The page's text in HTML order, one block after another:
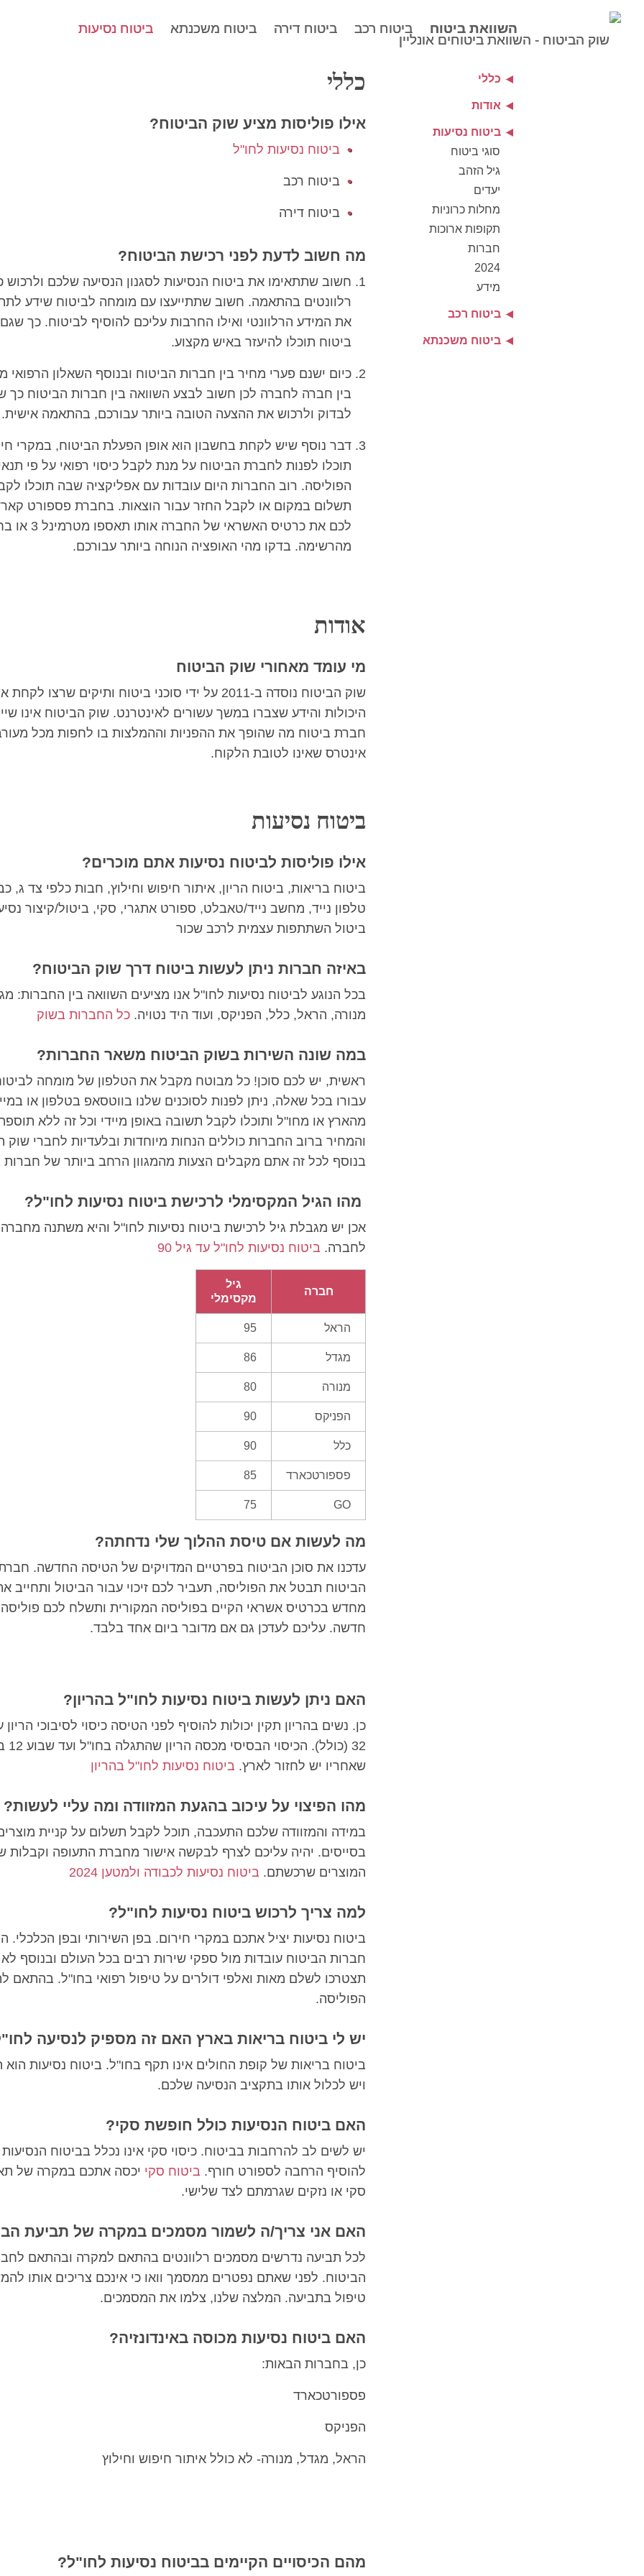
השוואת ביטוח ביטוח רכב ביטוח דירה ביטוח משכנתא ביטוח נסיעות השוואת ביטוח ביטוח רכב ביטוח דירה ביטוח משכנתא ביטוח נסיעות
כללי
אילו פוליסות מציע שוק הביטוח?
ביטוח נסיעות לחו"ל
ביטוח רכב
ביטוח דירה
מה חשוב לדעת לפני רכישת הביטוח?
חשוב שתתאימו את ביטוח הנסיעות לסגנון הנסיעה שלכם ולרכוש
רלוונטים בהתאמה. חשוב שתתייעצו עם מומחה לביטוח שידע
את המידע הרלוונטי ואילו החרבות עליכם להוסיף לביטוח. כך
ביטוח תוכלו להיעזר באיש מקצוע.
כיום ישנם פערי מחיר בין חברות הביטוח ובנוסף השאלון הרפואי
בין חברה לחברה לכן חשוב לבצע השוואה בין חברות הביטוח כך
לבדוק ולרכוש את ההצעה הטובה ביותר עבורכם, בהתאמה אישית.
דבר נוסף שיש לקחת בחשבון הוא אופן הפעלת הביטוח, במקרי
תוכלו לפנות לחברת הביטוח על מנת לקבל כיסוי רפואי על פי
הפוליסה. רוב החברות היום עובדות עם אפליקציה שבה תוכלו
תשלום במקום או לקבל החזר עבור הוצאות. בחברת פספורט קארד
לכם את כרטיס האשראי של
מהרשימה. בדקו מהי האופציה הנוחה ביותר עבורכם.
אודות
מי עומד מאחורי שוק הביטוח
שוק הביטוח נוסדה ב-2011 על ידי סוכני ביטוח ותיקים שרצו
היכולות והידע שצברו במשך עשורים לאינטרנט. שוק הביטוח אינו
חברת ביטוח מה שהופך את ההפניות וההמלצות בו לחפות מכל
אינטרס שאינו לטובת הלקוח.
ביטוח נסיעות
אילו פוליסות לביטוח נסיעות אתם מוכרים?
ביטוח בריאות, ביטוח הריון, איתור חיפוש וחילוץ, חבות כלפי צד ג,
טלפון נייד, מחשב נייד/טאבלט, ספורט אתגרי, סקי, ביטול/קיצור
ביטול השתתפות עצמית לרכב שכור
באיזה חברות ניתן לעשות ביטוח דרך שוק הביטוח?
בכל הנוגע לביטוח נסיעות לחו"ל אנו מציעים השוואה בין החברות:
מנורה, הראל, כלל, הפניקס, ועוד היד נטויה. כל החברות בשוק
במה שונה השירות בשוק הביטוח משאר החברות?
ראשית, יש לכם סוכן! כל מבוטח מקבל את הטלפון של מומחה
עבורו בכל שאלה, ניתן לפנות לסוכנים שלנו בווטסאפ בטלפון או
מהארץ או מחו"ל ותוכלו לקבל תשובה באופן מיידי וכל זה ללא
והמחיר ברוב החברות כוללים הנחות מיוחדות ובלעדיות לחברי שוק
בנוסף לכל זה אתם מקבלים הצעות מהמגוון הרחב ביותר של חברות
מהו הגיל המקסימלי לרכישת ביטוח נסיעות לחו"ל?
אכן יש מגבלת גיל לרכישת ביטוח נסיעות לחו"ל והיא משתנה מחברה
לחברה. ביטוח נסיעות לחו"ל עד גיל 90
חברה
גיל
מקסימלי
הראל 95
מגדל 86
מנורה 80
הפניקס 90
כלל 90
פספורטכארד 85
GO
75
מה לעשות אם טיסת ההלוך שלי נדחתה?
עדכנו את סוכן הביטוח בפרטיים המדויקים של הטיסה החדשה.
הביטוח תבטל את הפוליסה, תעביר לכם זיכוי עבור הביטול ותחייב
מחדש בכרטיס אשראי הקיים בפוליסה המקורית ותשלח לכם פוליסה
חדשה. עליכם לעדכן גם אם מדובר ביום אחד בלבד.
האם ניתן לעשות ביטוח נסיעות לחו"ל בהריון?
כן. נשים בהריון תקין יכולות להוסיף לפני הטיסה כיסוי לסיבוכי
32
שאחריו יש לחזור לארץ. ביטוח נסיעות לחו"ל בהריון
מהו הפיצוי על עיכוב בהגעת המזוודה ומה עליי לעשות?
במידה והמזוודה שלכם התעכבה, תוכל לקבל תשלום על קניית
בסייסים. יהיה עליכם לצרף לבקשה אישור מחברת התעופה וקבלות
המוצרים שרכשתם. ביטוח נסיעות לכבודה ולמטען 2024
למה צריך לרכוש ביטוח נסיעות לחו"ל?
ביטוח נסיעות יציל אתכם במקרי חירום. בפן השירותי ובפן הכלכלי.
חברות הביטוח עובדות מול ספקי שירות רבים בכל העולם ובנוסף לא
תצטרכו לשלם מאות ואלפי דולרים על טיפול רפואי בחו"ל. בהתאם
הפוליסה.
יש לי ביטוח בריאות בארץ האם זה מספיק לנסיעה
ביטוח בריאות של קופת החולים אינו תקף בחו"ל. ביטוח נסיעות הוא
ויש לכלול אותו בתקציב הנסיעה שלכם.
האם ביטוח הנסיעות כולל חופשת סקי?
יש לשים לב להרחבות בביטוח. כיסוי סקי אינו נכלל בביטוח הנסיעות
להוסיף הרחבה לספורט חורף. ביטוח סקי יכסה אתכם במקרה של
סקי או נזקים שגרמתם לצד שלישי.
האם אני צריך/ה לשמור מסמכים במקרה של תביעת
לכל תביעה נדרשים מסמכים רלוונטים בהתאם למקרה ובהתאם
הביטוח. לפני שאתם נפטרים ממסמך וואו כי אינכם צריכים אותו
טיפול בתביעה. המלצה שלנו, צלמו את המסמכים.
האם ביטוח נסיעות מכוסה באינדונזיה?
כן, בחברות הבאות:
פספורטכארד
הפניקס
הראל, מגדל, מנורה- לא כולל איתור חיפוש וחילוץ
מהם הכיסויים הקיימים בביטוח נסיעות לחו"ל?
כללי
אודות
ביטוח נסיעות
סוגי ביטוח
גיל הזהב
יעדים
מחלות כרוניות
תקופות ארוכות
חברות
2024
מידע
ביטוח רכב
ביטוח משכנתא